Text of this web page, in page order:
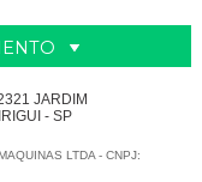
JARDIM
- SP
LTDA - CNPJ: